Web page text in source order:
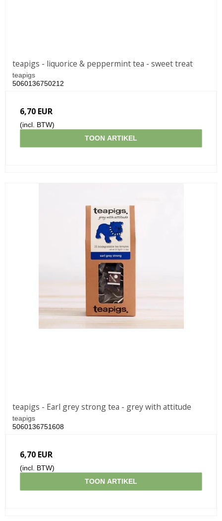
teapigs - liquorice & peppermint tea - sweet treat
teapigs
5060136750212
6,70 EUR
(incl. BTW)
TOON ARTIKEL
teapigs - Earl grey strong tea - grey with attitude
teapigs
5060136751608
6,70 EUR
(incl. BTW)
TOON ARTIKEL